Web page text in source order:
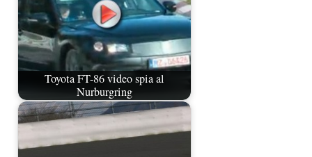
Toyota FT-86 video spia al
Nurburgring